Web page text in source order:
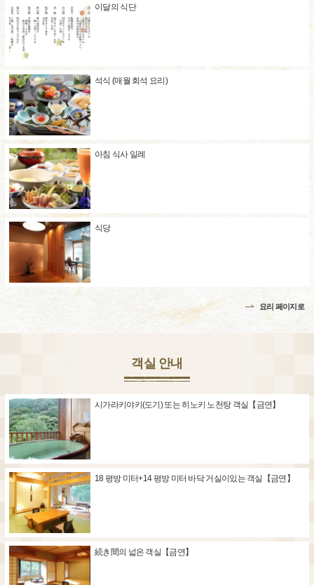
이달의 식단
석식 (매월 회석 요리)
아침 식사 일례
식당
요리 페이지로
객실 안내
시가라키야키(도기) 또는 히노키 노천탕 객실【금연】
18 평방 미터+14 평방 미터 바닥 거실이있는 객실【금연】
続き間의 넓은 객실【금연】